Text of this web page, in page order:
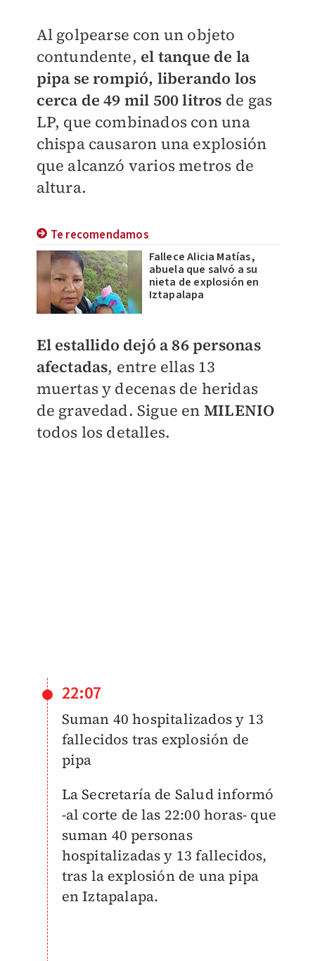
Al golpearse con un objeto
contundente, el tanque de la
pipa se rompió, liberando los
cerca de 49 mil 500 litros de gas
LP, que combinados con una
chispa causaron una explosión
que alcanzó varios metros de
altura.
Te recomendamos
Fallece Alicia Matías,
abuela que salvó a su
nieta de explosión en
Iztapalapa
El estallido dejó a 86 personas
afectadas, entre ellas 13
muertas y decenas de heridas
de gravedad. Sigue en MILENIO
todos los detalles.
22:07
Suman 40 hospitalizados y 13
fallecidos tras explosión de
pipa
La Secretaría de Salud informó
-al corte de las 22:00 horas- que
suman 40 personas
hospitalizadas y 13 fallecidos,
tras la explosión de una pipa
en Iztapalapa.